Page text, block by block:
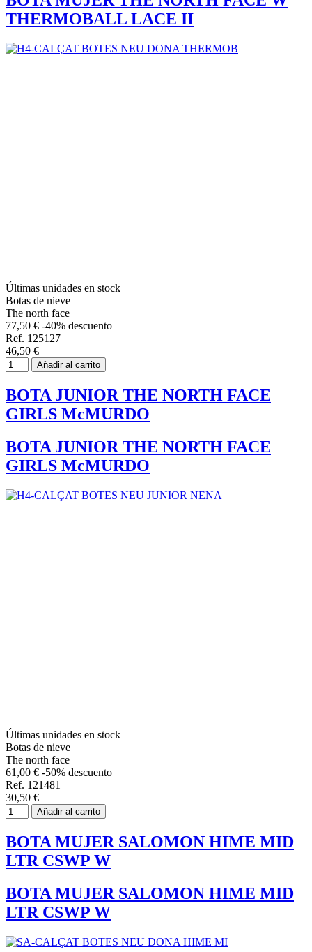
THERMOBALL LACE II
Últimas unidades en stock
Botas de nieve
The north face
77,50 € -40% descuento
Ref. 125127
46,50 €
Añadir al carrito
BOTA JUNIOR THE NORTH FACE
GIRLS McMURDO
BOTA JUNIOR THE NORTH FACE
GIRLS McMURDO
Últimas unidades en stock
Botas de nieve
The north face
61,00 € -50% descuento
Ref. 121481
30,50 €
Añadir al carrito
BOTA MUJER SALOMON HIME MID
LTR CSWP W
BOTA MUJER SALOMON HIME MID
LTR CSWP W